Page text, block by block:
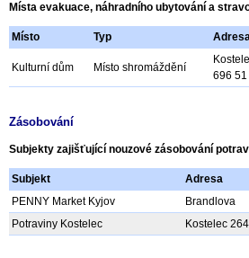
Místa evakuace, náhradního ubytování a
Místo Typ
Kulturní dům Místo shromáždění
696
Zásobování
Subjekty zajišťující nouzové zásobování
Subjekt Adresa
PENNY Market Kyjov
Brandlova
Potraviny Kostelec
Kostelec 264